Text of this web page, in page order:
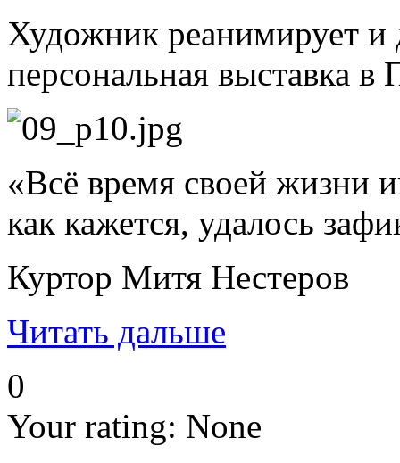
Художник реанимирует и
персональная выставка
«Всё время своей жизни
как кажется, удалось
Куртор Митя Нестеров
Читать дальше
0
Your rating: None